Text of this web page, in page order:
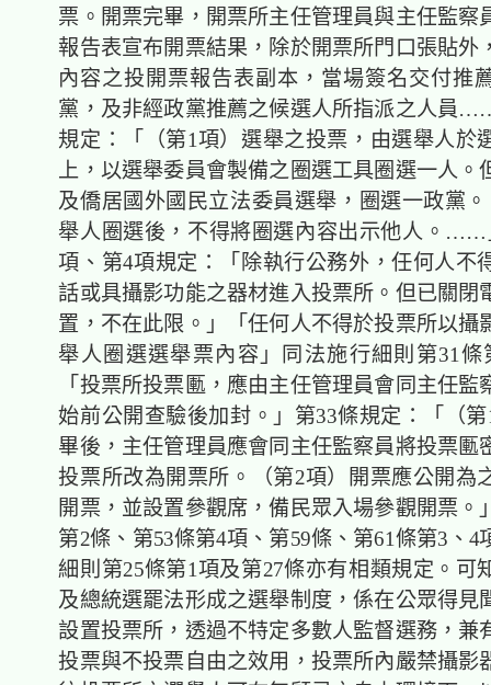
票。開票完畢，開票所主任管理員與主任監察
報告表宣布開票結果，除於開票所門口張貼外
內容之投開票報告表副本，當場簽名交付推
黨，及非經政黨推薦之候選人所指派之人員
規定：「（第1項）選舉之投票，由選舉人於
上，以選舉委員會製備之圈選工具圈選一人。
及僑居國外國民立法委員選舉，圈選一政黨
舉人圈選後，不得將圈選內容出示他人。……
項、第4項規定：「除執行公務外，任何人不
話或具攝影功能之器材進入投票所。但已關閉
置，不在此限。」「任何人不得於投票所以攝
舉人圈選選舉票內容」同法施行細則第31條
「投票所投票匭，應由主任管理員會同主任監
始前公開查驗後加封。」第33條規定：「（
畢後，主任管理員應會同主任監察員將投票匭
投票所改為開票所。（第2項）開票應公開為
開票，並設置參觀席，備民眾入場參觀開票。
第2條、第53條第4項、第59條、第61條第3、4
細則第25條第1項及第27條亦有相類規定。可
及總統選罷法形成之選舉制度，係在公眾得見
設置投票所，透過不特定多數人監督選務，兼
投票與不投票自由之效用，投票所內嚴禁攝影